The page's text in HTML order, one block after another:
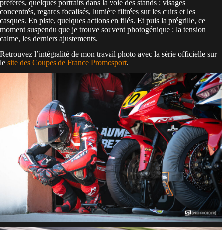
préférés, quelques portraits dans la voie des stands : visages
concentrés, regards focalisés, lumière filtrées sur les cuirs et les
casques. En piste, quelques actions en filés. Et puis la prégrille, ce
moment suspendu que je trouve souvent photogénique : la tension
calme, les derniers ajustements.
Retrouvez l’intégralité de mon travail photo avec la série officielle sur
le site des Coupes de France Promosport.